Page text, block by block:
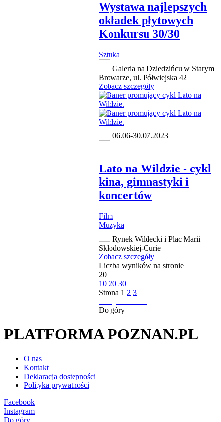
Wystawa najlepszych
okładek płytowych
Konkursu 30/30
Sztuka
Galeria na Dziedzińcu w Starym
Browarze, ul. Półwiejska 42
Zobacz szczegóły
06.06-30.07.2023
Lato na Wildzie - cykl
kina, gimnastyki i
koncertów
Film
Muzyka
Rynek Wildecki i Plac Marii
Skłodowskiej-Curie
Zobacz szczegóły
Liczba wyników na stronie
20
10 20 30
Strona 1 2 3
Do góry
PLATFORMA POZNAN.PL
O nas
Kontakt
Deklaracja dostępności
Polityka prywatności
Facebook
Instagram
Do góry